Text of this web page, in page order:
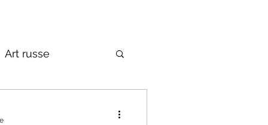
Art russe